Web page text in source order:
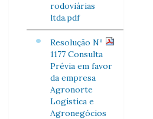
rodoviárias
ltda.pdf
Resolução Nº
1177 Consulta
Prévia em favor
da empresa
Agronorte
Logística e
Agronegócios